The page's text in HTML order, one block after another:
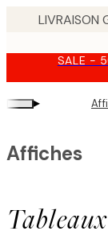
SALE -
▸
Affiches